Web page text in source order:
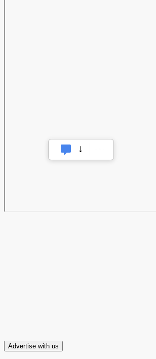
Advertise with us